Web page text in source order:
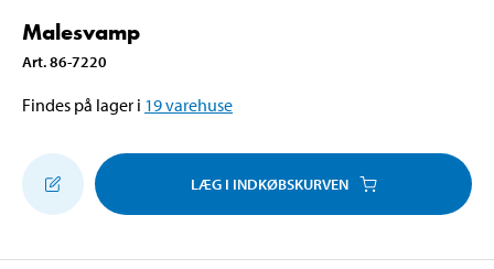
Malesvamp
Art.86-7220
Findes på lager i 19varehuse
LÆG I INDKØBSKURVEN